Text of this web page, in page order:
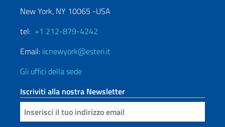
New York, NY 10065 -USA
tel: +1 212-879-4242
Email: iicnewyork@esteri.it
Gli uffici della sede
Iscriviti alla nostra Newsletter
Inserisci la tua email